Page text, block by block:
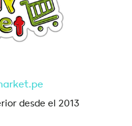
desde el 2013